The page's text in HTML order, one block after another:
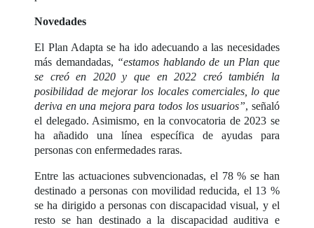
Novedades
El Plan Adapta se ha ido adecuando a las necesidades
más demandadas, “estamos hablando de un Plan que
se creó en 2020 y que en 2022 creó también la
posibilidad de mejorar los locales comerciales, lo que
deriva en una mejora para todos los usuarios”, señaló
el delegado. Asimismo, en la convocatoria de 2023 se
ha añadido una línea específica de ayudas para
personas con enfermedades raras.
Entre las actuaciones subvencionadas, el 78 % se han
destinado a personas con movilidad reducida, el 13 %
se ha dirigido a personas con discapacidad visual, y el
resto se han destinado a la discapacidad auditiva e